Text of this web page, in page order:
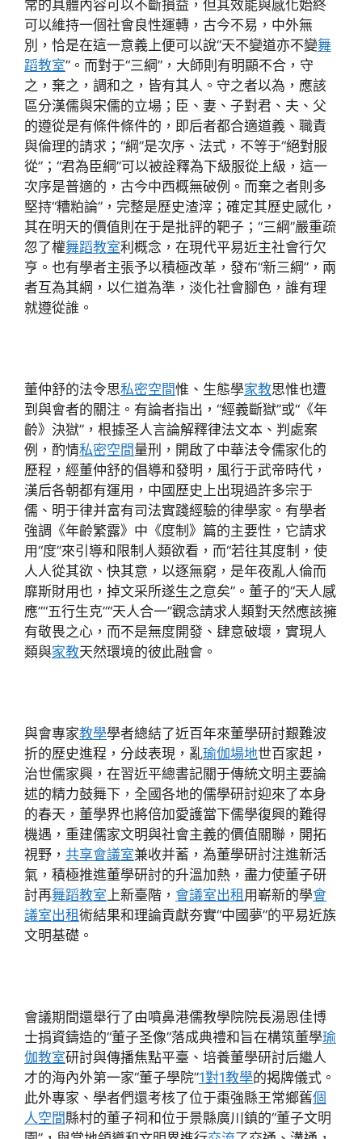
常的具體內容可以不斷損益，但其效能與感化始終
可以維持一個社會良性運轉，古今不易，中外無
別，恰是在這一意義上便可以說“天不變道亦不變舞
蹈教室”。而對于“三綱”，大師則有明顯不合，守
之，棄之，調和之，皆有其人。守之者以為，應該
區分漢儒與宋儒的立場；臣、妻、子對君、夫、父
的遵從是有條件條件的，即后者都合適道義、職責
與倫理的請求；“綱”是次序、法式，不等于“絕對服
從”；“君為臣綱”可以被詮釋為下級服從上級，這一
次序是普適的，古今中西概無破例。而棄之者則多
堅持“糟粕論”，完整是歷史渣滓；確定其歷史感化，
其在明天的價值則在于是批評的靶子；“三綱”嚴重疏
忽了權舞蹈教室利概念，在現代平易近主社會行欠
亨。也有學者主張予以積極改革，發布“新三綱”，兩
者互為其綱，以仁道為準，淡化社會腳色，誰有理
就遵從誰。
董仲舒的法令思私密空間惟、生態學家教思惟也遭
到與會者的關注。有論者指出，“經義斷獄”或“《年
齡》決獄”，根據圣人言論解釋律法文本、判處案
例，酌情私密空間量刑，開啟了中華法令儒家化的
歷程，經董仲舒的倡導和發明，風行于武帝時代，
漢后各朝都有運用，中國歷史上出現過許多宗于
儒、明于律并富有司法實踐經驗的律學家。有學者
強調《年齡繁露》中《度制》篇的主要性，它請求
用“度”來引導和限制人類欲看，而“若往其度制，使
人人從其欲、快其意，以逐無窮，是年夜亂人倫而
靡斯財用也，掉文采所遂生之意矣”。董子的“天人感
應”“五行生克”“天人合一”觀念請求人類對天然應該擁
有敬畏之心，而不是無度開發、肆意破壞，實現人
類與家教天然環境的彼此融會。
與會專家教學學者總結了近百年來董學研討艱難波
折的歷史進程，分歧表現，亂瑜伽場地世百家起，
治世儒家興，在習近平總書記關于傳統文明主要論
述的精力鼓舞下，全國各地的儒學研討迎來了本身
的春天，董學界也將倍加愛護當下儒學復興的難得
機遇，重建儒家文明與社會主義的價值關聯，開拓
視野， 共享會議室兼收并蓄，為董學研討注進新活
氣，積極推進董學研討的升溫加熱，盡力使董子研
討再舞蹈教室上新臺階， 會議室出租 用嶄新的學會
議室出租術結果和理論貢獻夯實“中國夢”的平易近族
文明基礎。
會議期間還舉行了由噴鼻港儒教學院院長湯恩佳博
士捐資鑄造的“董子圣像”落成典禮和旨在構筑董學瑜
伽教室研討與傳播焦點平臺、培養董學研討后繼人
才的海內外第一家“董子學院”1對1教學的揭牌儀式。
此外專家、學者們還考核了位于棗強縣王常鄉舊個
人空間縣村的董子祠和位于景縣廣川鎮的“董子文明